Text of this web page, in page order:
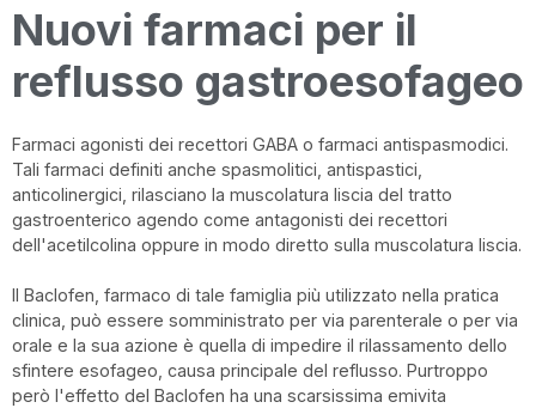
Nuovi farmaci per il
reflusso gastroesofageo
Farmaci agonisti dei recettori GABA o farmaci antispasmodici.
Tali farmaci definiti anche spasmolitici, antispastici,
anticolinergici, rilasciano la muscolatura liscia del tratto
gastroenterico agendo come antagonisti dei recettori
dell'acetilcolina oppure in modo diretto sulla muscolatura liscia.
Il Baclofen, farmaco di tale famiglia più utilizzato nella pratica
clinica, può essere somministrato per via parenterale o per via
orale e la sua azione è quella di impedire il rilassamento dello
sfintere esofageo, causa principale del reflusso. Purtroppo
però l'effetto del Baclofen ha una scarsissima emivita